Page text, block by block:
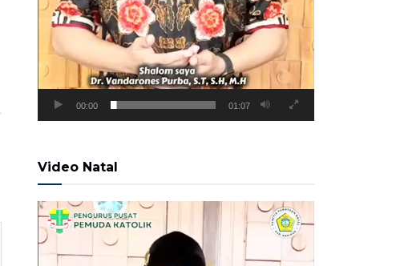
00:00 01:07
Video Natal
Pemutar
Video